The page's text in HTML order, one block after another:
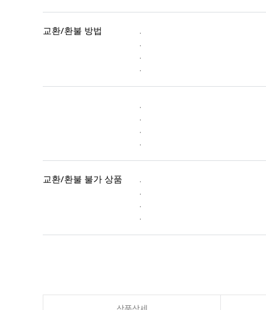
교환/환불 방법
.
.
.
.
.
.
.
.
교환/환불 불가 상품
.
.
.
.